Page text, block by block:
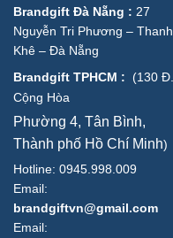
Brandgift Đà Nẵng : 27
Nguyễn Tri Phương – Thanh
Khê – Đà Nẵng
Brandgift TPHCM : (130 Đ.
Cộng Hòa
Phường 4, Tân Bình,
Thành phố Hồ Chí Minh)
Hotline: 0945.998.009
Email:
brandgiftvn@gmail.com
Email: